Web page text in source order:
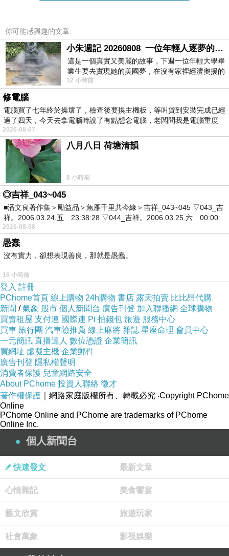
你可能感興趣的文章
小朱週記 20260808_一位年輕人逐夢的真實故事
這是一個真實又美麗的故事，下週一位年輕大學畢
業生要去實現她的美國夢，在沒有家裡經濟奧援的
情況下，靠著自我努力工作累積出國基
12 小時前
修電腦
電腦買了七年終於操壞了，檢查後要換主機板，等叫貨到安裝完成已經
過了四天，今天去拿電腦時說了有點想念電腦，老闆問我是電腦重度
2026-08-07
八月八日 荷塘清韻
8 小時前
◎吉祥_043~045
■潘文良著作集＞勵益品＞魚雁千里共今緣＞吉祥_043~045 ▽043_吉
祥。2006.03.24.五 23:38:28 ▽044_吉祥。2006.03.25.六 00:00:
2026-08-08
愚蠢
沒有實力，卻想表現善良，那就是愚蠢。
16 小時前
登入 註冊
PChome首頁 線上購物 24h購物 書店 露天拍賣 比比昂代購
新聞 /氣象 股市 個人新聞台 廣告刊登 加入聯播網 全球購物
買賣租屋 支付連 國際連 Pi 拍錢包 旅遊 服務中心
買車 旅行團 汽車險推薦 線上麻將 雜誌 星座命理 會員中心
一元簡訊 直播達人 數位憑證 企業簡訊
買網址 虛擬主機 企業郵件
廣告刊登 隱私權聲明
消費者保護 兒童網路安全
About PChome 投資人聯絡 徵才
著作權保護 ｜網路家庭版權所有、轉載必究 ‧Copyright PChome
Online
PChome Online and PChome are trademarks of PChome
Online Inc.
個人新聞台
快速發文 最新文章
心情雜記 美食饗宴
藝文欣賞 旅遊玩家
社會萬象 影視娛樂